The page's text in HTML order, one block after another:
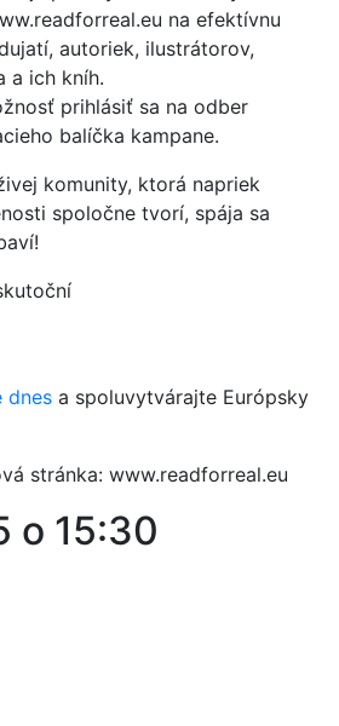
na efektívnu
autoriek, ilustrátorov,
a ich kníh.
prihlásiť sa na odber
balíčka kampane.
komunity, ktorá napriek
spoločne tvorí, spája sa
dnes a spoluvytvárajte Európsky
stránka: www.readforreal.eu
o 15:30